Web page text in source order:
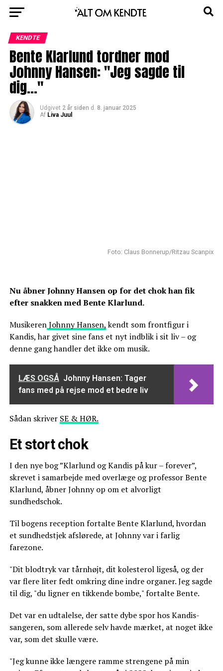
KENDTE
Bente Klarlund tordner mod
Johnny Hansen: "Jeg sagde til
dig..."
Udgivet 2 år siden d. 8. januar 2025
Af Liva Juul
Foto: Claus Bonnerup/Ritzau Scanpix
Nu åbner Johnny Hansen op for det chok han fik
efter snakken med Bente Klarlund.
MusikerenJohnny Hansen,kendt som frontfigur i
Kandis, har givet sine fans et nyt indblik i sit liv – og
denne gang handler det ikke om musik.
LÆS OGSÅ Johnny Hansen: Tager
fans med på rejse mod et bedre liv
Sådan skriver SE & HØR.
Et stort chok
I den nye bog ”Klarlund og Kandis på kur – forever”,
skrevet i samarbejde med overlæge og professor Bente
Klarlund, åbner Johnny op om et alvorligt
sundhedschok.
Til bogens reception fortalte Bente Klarlund, hvordan
et sundhedstjek afslørede, at Johnny var i farlig
farezone.
"Dit blodtryk var tårnhøjt, dit kolesterol ligeså, og der
var flere liter fedt omkring dine indre organer. Jeg sagde
til dig, "du ligner en tikkende bombe," fortalte Bente.
Det var en udtalelse, der satte dybe spor hos Kandis-
sangeren, som allerede selv havde mærket, at noget ikke
var, som det skulle være.
"Jeg kunne ikke længere ramme strengene på min